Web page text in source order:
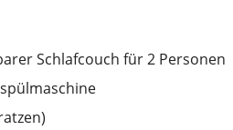
Schlafcouch für 2 Personen